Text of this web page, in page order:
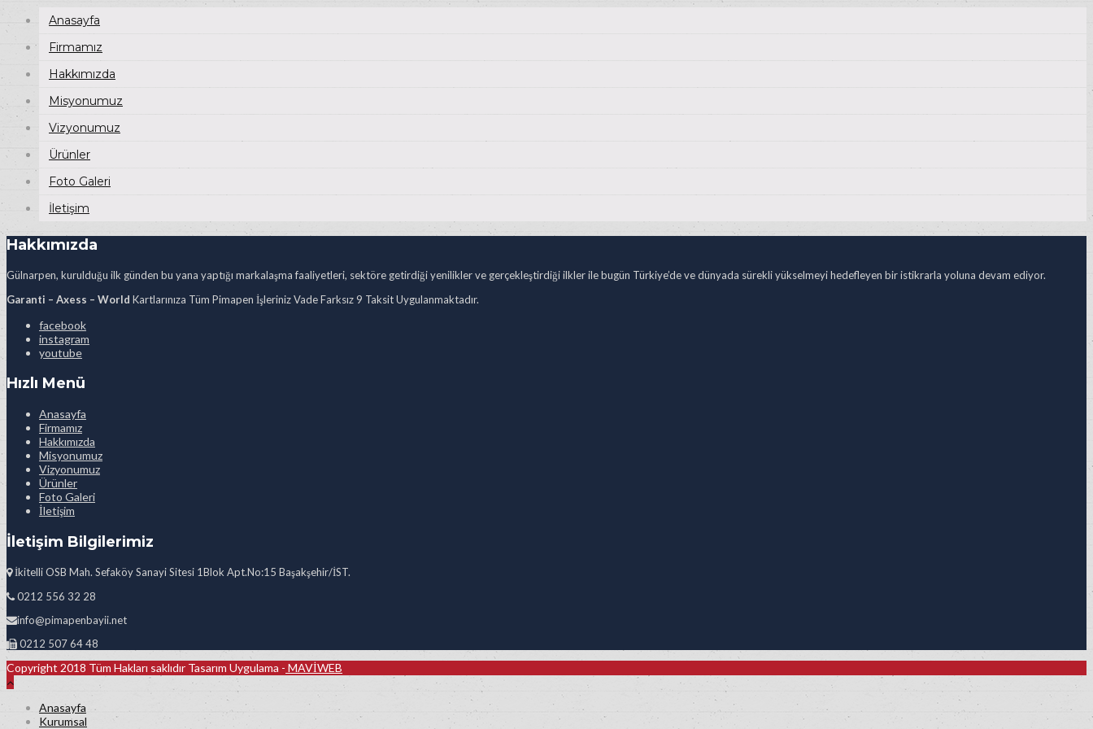
Anasayfa
Firmamız
Hakkımızda
Misyonumuz
Vizyonumuz
Ürünler
Foto Galeri
İletişim
Hakkımızda
Gülnarpen, kurulduğu ilk günden bu yana yaptığı markalaşma faaliyetleri, sektöre getirdiği yenilikler ve gerçekleştirdiği ilkler ile bugün Türkiye’de ve dünyada sürekli yükselmeyi hedefleyen bir istikrarla yoluna devam ediyor.
Garanti – Axess – World Kartlarınıza Tüm Pimapen İşleriniz Vade Farksız 9 Taksit Uygulanmaktadır.
facebook
instagram
youtube
Hızlı Menü
Anasayfa
Firmamız
Hakkımızda
Misyonumuz
Vizyonumuz
Ürünler
Foto Galeri
İletişim
İletişim Bilgilerimiz
İkitelli OSB Mah. Sefaköy Sanayi Sitesi 1Blok Apt.No:15 Başakşehir/İST.
0212 556 32 28
info@pimapenbayii.net
0212 507 64 48
Copyright 2018 Tüm Hakları saklıdır Tasarım Uygulama - MAVİWEB
Anasayfa
Kurumsal